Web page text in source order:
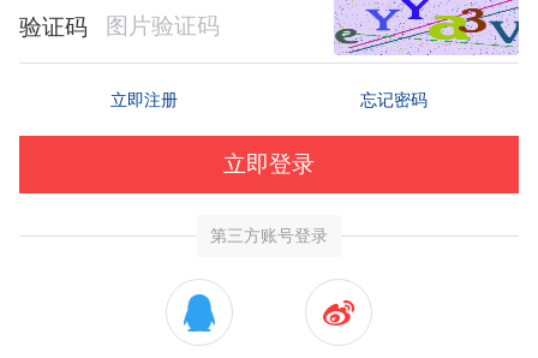
验证码
立即注册 忘记密码
立即登录
第三方账号登录